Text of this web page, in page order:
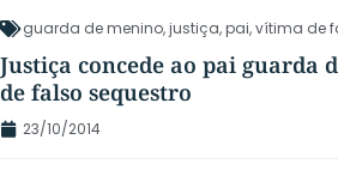
guarda de menino,justiça,pai,vítima de
Justiça concede ao pai guarda
de falso sequestro
23/10/2014